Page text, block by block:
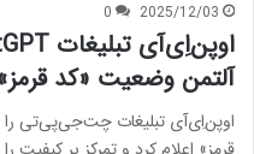
2025/12/03
0
آلتمن وضعیت «کد قرمز»
اوپن‌اِی‌آی تبلیغات چت‌جی‌پی‌تی